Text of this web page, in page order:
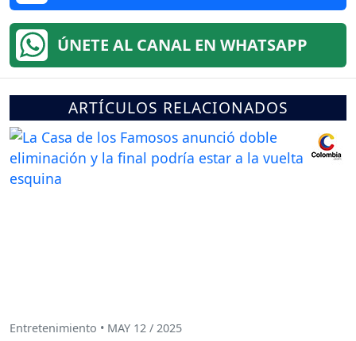
ÚNETE AL CANAL EN WHATSAPP
ARTÍCULOS RELACIONADOS
Entretenimiento • MAY 12 / 2025